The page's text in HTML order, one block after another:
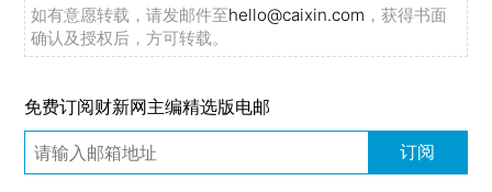
如有意愿转载，请发邮件至hello@caixin.com ，获得书面
确认及授权后，方可转载。
免费订阅财新网主编精选版电邮
订阅